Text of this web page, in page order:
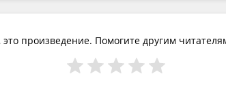
произведение. Помогите другим